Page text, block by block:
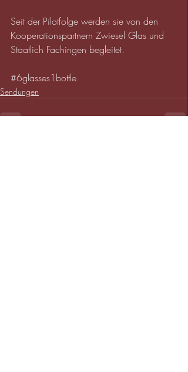
Seit der Pilotfolge werden sie von den
Kooperationspartnern Zwiesel Glas und
Staatlich Fachingen begleitet.
#6glasses1bottle
Sendungen